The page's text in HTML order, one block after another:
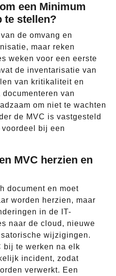
een Minimum
te stellen?
de omvang en
maar reken
weken voor een eerste
de inventarisatie van
van kritikaliteit en
van
om niet te wachten
de MVC is vastgesteld
bij een
MVC herzien en
document en moet
worden herzien, maar
in de IT-
naar de cloud, nieuwe
wijzigingen.
bij te werken na elk
incident, zodat
verwerkt. Een